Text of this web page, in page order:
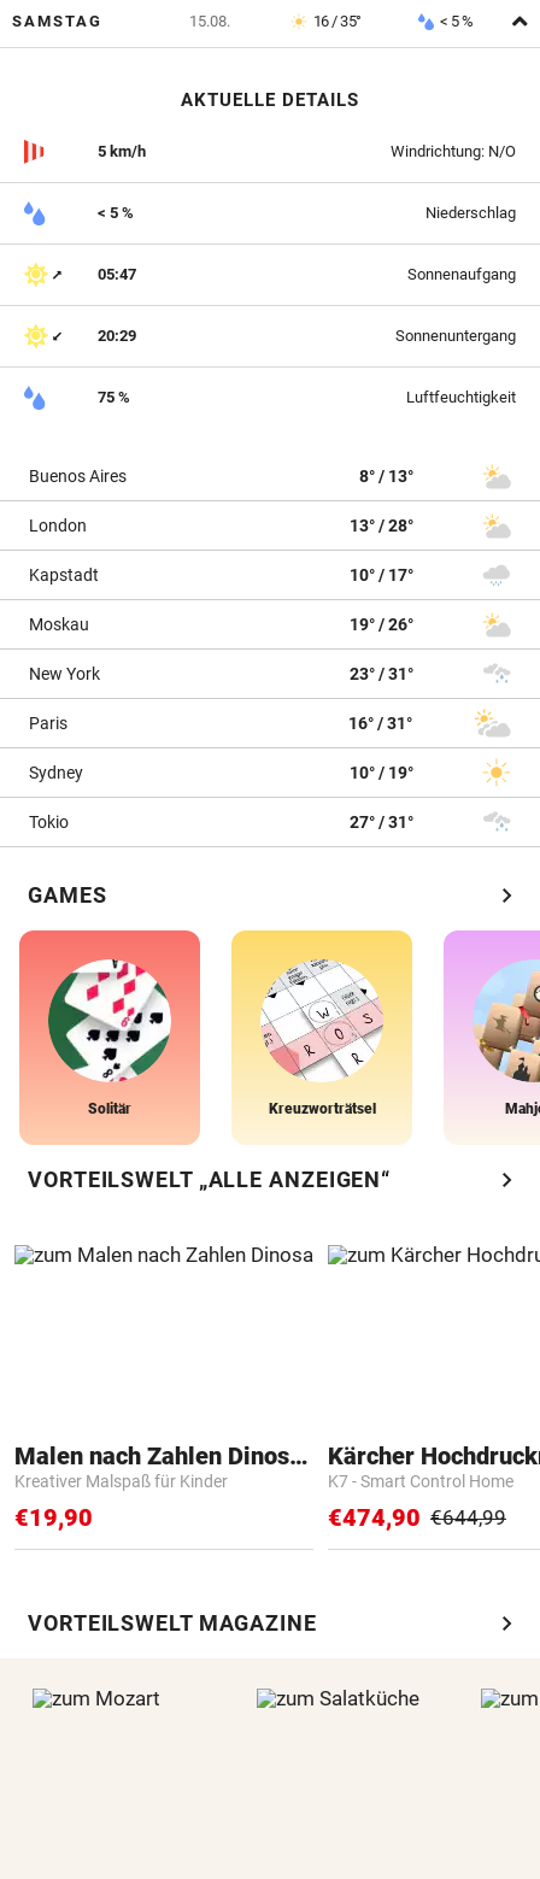
SAMSTAG 15.08. 16 / 35° < 5 %
AKTUELLE DETAILS
5 km/h Windrichtung: N/O
< 5 % Niederschlag
05:47 Sonnenaufgang
20:29 Sonnenuntergang
75 % Luftfeuchtigkeit
Buenos Aires 8° / 13°
London 13° / 28°
Kapstadt 10° / 17°
Moskau 19° / 26°
New York 23° / 31°
Paris 16° / 31°
Sydney 10° / 19°
Tokio 27° / 31°
GAMES chevron_right
Solitär Kreuzworträtsel
VORTEILSWELT „ALLE ANZEIGEN“ chevron_right
Malen nach Zahlen Dinosaurier
Kreativer Malspaß für Kinder
€19,90
Kärcher
K7 - Smart Control Home
€474,90 €644,99
VORTEILSWELT MAGAZINE chevron_right